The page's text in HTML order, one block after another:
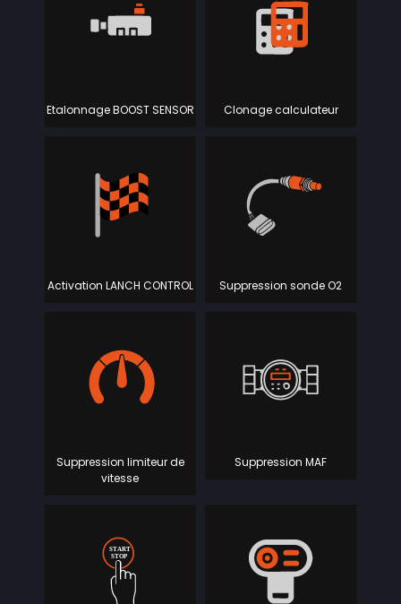
Etalonnage BOOST SENSOR Clonage calculateur
Activation LANCH CONTROL Suppression sonde O2
Suppression limiteur de
vitesse
Suppression MAF